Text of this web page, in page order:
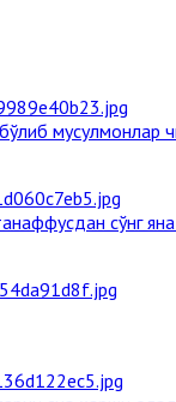
мусулмонлар
сўнг